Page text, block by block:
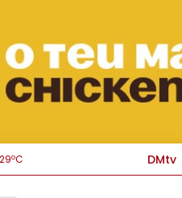
29ºC DMtv